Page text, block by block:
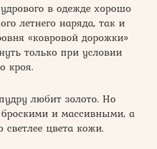
в одежде хорошо
летнего наряда, так и
«ковровой дорожки»
только при условии
кроя.
любит золото. Но
и массивными, а
цвета кожи.